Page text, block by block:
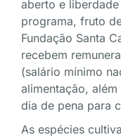
aberto e
programa, fruto
Fundação Santa
recebem
(salário mínimo
alimentação,
dia de pena para
As espécies